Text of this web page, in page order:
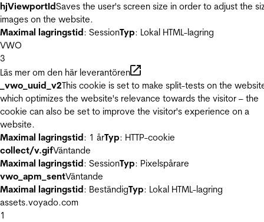
hjViewportIdSaves the user's screen size in order to adjust the
images on the website.
Maximal lagringstid: SessionTyp: Lokal HTML-lagring
VWO
3
Läs mer om den här leverantören
_vwo_uuid_v2This cookie is set to make split-tests on the
which optimizes the website's relevance towards the visitor – the
cookie can also be set to improve the visitor's experience on a
website.
Maximal lagringstid: 1 årTyp: HTTP-cookie
collect/v.gifVäntande
Maximal lagringstid: SessionTyp: Pixelspårare
vwo_apm_sentVäntande
Maximal lagringstid: BeständigTyp: Lokal HTML-lagring
assets.voyado.com
1